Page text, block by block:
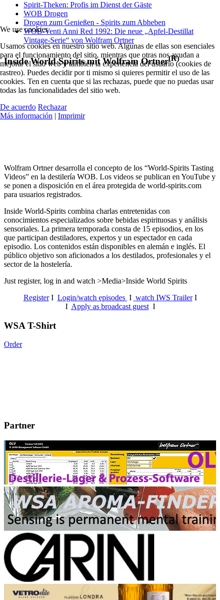
Spirit-Theken: Profis im Dienst der Gäste
WOB Drogen
Drogen zum Genießen - Spirits zum Abheben
WOB-Venti Anni Red 1992: Die neue „Apfel-Destillat
Vintage-Serie“ von Wolfram Ortner
Inside World Spirits mit Wolfram Ortner(R)
Wolfram Ortner desarrolla el concepto de los “World-Spirits Tasting
Videos” en la destilería WOB. Los videos se publican en YouTube y
se ponen a disposición en el área protegida de world-spirits.com
para usuarios registrados.
Inside World-Spirits combina charlas entretenidas con
conocimientos especializados sobre bebidas espirituosas y análisis
sensoriales. La primera temporada consta de 15 episodios, en los
que participan destiladores, expertos y un espectador en cada
episodio. Los contenidos están disponibles en alemán e inglés. El
público objetivo son aficionados a los destilados, profesionales y el
sector de la hostelería.
Just register, log in and watch >Media>Inside World Spirits
RegisterI Login/watch episodes I watch IWS TrailerI
I Apply as broadcast guestI
WSA T-Shirt
Order
Partner
We use cookies
Usamos cookies en nuestro sitio web. Algunas de ellas son esenciales
para el funcionamiento del sitio, mientras que otras nos ayudan a
mejorar el sitio web y también la experiencia del usuario (cookies de
rastreo). Puedes decidir por ti mismo si quieres permitir el uso de las
cookies. Ten en cuenta que si las rechazas, puede que no puedas usar
todas las funcionalidades del sitio web.
De acuerdo Rechazar
Más información | Imprimir